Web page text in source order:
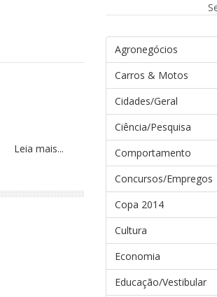
Leia mais...
Agronegócios
Carros & Motos
Cidades/Geral
Ciência/Pesquisa
Comportamento
Concursos/Empregos
Copa 2014
Cultura
Economia
Educação/Vestibular